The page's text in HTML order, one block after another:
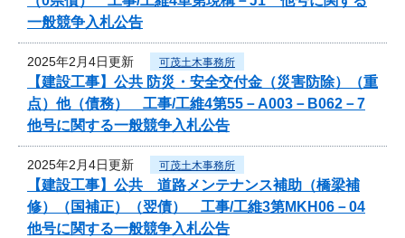
一般競争入札公告
2025年2月4日更新 可茂土木事務所
【建設工事】公共 防災・安全交付金（災害防除）（重
点）他（債務） 工事/工維4第55－A003－B062－7
他号に関する一般競争入札公告
2025年2月4日更新 可茂土木事務所
【建設工事】公共 道路メンテナンス補助（橋梁補
修）（国補正）（翌債） 工事/工維3第MKH06－04
他号に関する一般競争入札公告